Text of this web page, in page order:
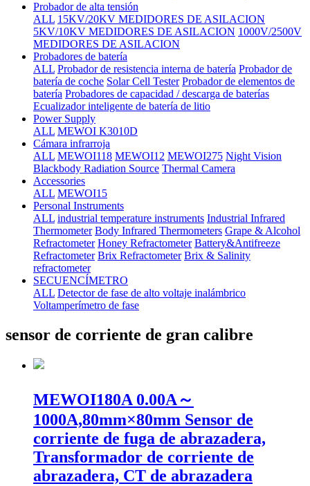
Probador de alta tensión
ALL 15KV/20KV MEDIDORES DE ASILACION
5KV/10KV MEDIDORES DE ASILACION 1000V/2500V
MEDIDORES DE ASILACION
Probadores de batería
ALL Probador de resistencia interna de batería Probador de
batería de coche Solar Cell Tester Probador de elementos de
batería Probadores de capacidad / descarga de baterías
Ecualizador inteligente de batería de litio
Power Supply
ALL MEWOI K3010D
Cámara infrarroja
ALL MEWOI118 MEWOI12 MEWOI275 Night Vision
Blackbody Radiation Source Thermal Camera
Accessories
ALL MEWOI15
Personal Instruments
ALL industrial temperature instruments Industrial Infrared
Thermometer Body Infrared Thermometers Grape & Alcohol
Refractometer Honey Refractometer Battery&Antifreeze
Refractometer Brix Refractometer Brix & Salinity
refractometer
SECUENCÍMETRO
ALL Detector de fase de alto voltaje inalámbrico
Voltamperímetro de fase
sensor de corriente de gran calibre
MEWOI180A 0.00A～
1000A,80mm×80mm Sensor de
corriente de fuga de abrazadera,
Transformador de corriente de
abrazadera, CT de abrazadera